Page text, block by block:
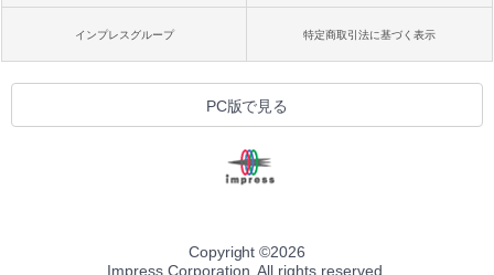
インプレスグループ 特定商取引法に基づく表示
PC版で見る
Copyright ©2026
Impress Corporation. All rights reserved.